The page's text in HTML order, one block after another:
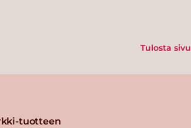
Tulosta sivu
tuotteen